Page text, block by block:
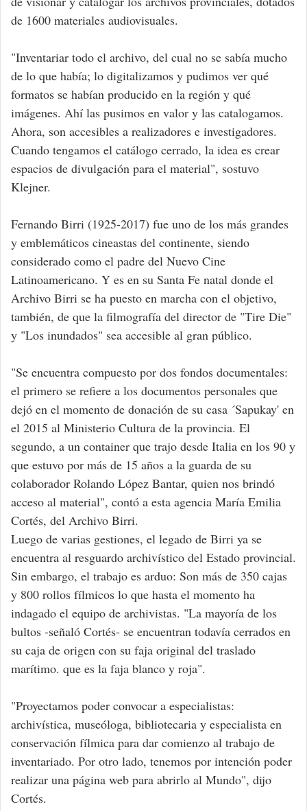
de 1600 materiales audiovisuales.
"Inventariar todo el archivo, del cual no se sabía mucho
de lo que había; lo digitalizamos y pudimos ver qué
formatos se habían producido en la región y qué
imágenes. Ahí las pusimos en valor y las catalogamos.
Ahora, son accesibles a realizadores e investigadores.
Cuando tengamos el catálogo cerrado, la idea es crear
espacios de divulgación para el material", sostuvo
Klejner.
Fernando Birri (1925-2017) fue uno de los más grandes
y emblemáticos cineastas del continente, siendo
considerado como el padre del Nuevo Cine
Latinoamericano. Y es en su Santa Fe natal donde el
Archivo Birri se ha puesto en marcha con el objetivo,
también, de que la filmografía del director de "Tire Die"
y "Los inundados" sea accesible al gran público.
"Se encuentra compuesto por dos fondos documentales:
el primero se refiere a los documentos personales que
dejó en el momento de donación de su casa ´Sapukay' en
el 2015 al Ministerio Cultura de la provincia. El
segundo, a un container que trajo desde Italia en los 90 y
que estuvo por más de 15 años a la guarda de su
colaborador Rolando López Bantar, quien nos brindó
acceso al material", contó a esta agencia María Emilia
Cortés, del Archivo Birri.
Luego de varias gestiones, el legado de Birri ya se
encuentra al resguardo archivístico del Estado provincial.
Sin embargo, el trabajo es arduo: Son más de 350 cajas
y 800 rollos fílmicos lo que hasta el momento ha
indagado el equipo de archivistas. "La mayoría de los
bultos -señaló Cortés- se encuentran todavía cerrados en
su caja de origen con su faja original del traslado
marítimo. que es la faja blanco y roja".
"Proyectamos poder convocar a especialistas:
archivística, museóloga, bibliotecaria y especialista en
conservación fílmica para dar comienzo al trabajo de
inventariado. Por otro lado, tenemos por intención poder
realizar una página web para abrirlo al Mundo", dijo
Cortés.